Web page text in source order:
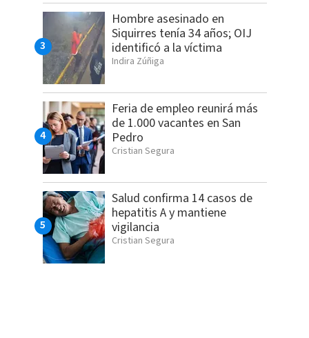
Hombre asesinado en
Siquirres tenía 34 años; OIJ
identificó a la víctima
Indira Zúñiga
Feria de empleo reunirá más
de 1.000 vacantes en San
Pedro
Cristian Segura
Salud confirma 14 casos de
hepatitis A y mantiene
vigilancia
Cristian Segura